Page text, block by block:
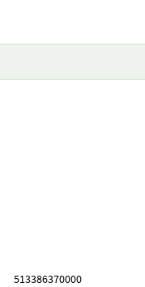
513386370000